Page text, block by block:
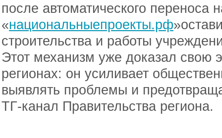
после автоматического переноса
«национальныепроекты.рф
строительства и работы
Этот механизм уже доказал свою
регионах: он усиливает
выявлять проблемы и
ТГ-канал Правительства региона.